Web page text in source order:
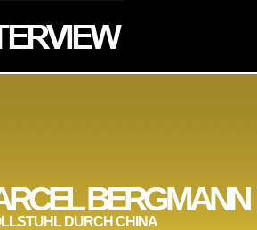
BERGMANN
DURCH CHINA